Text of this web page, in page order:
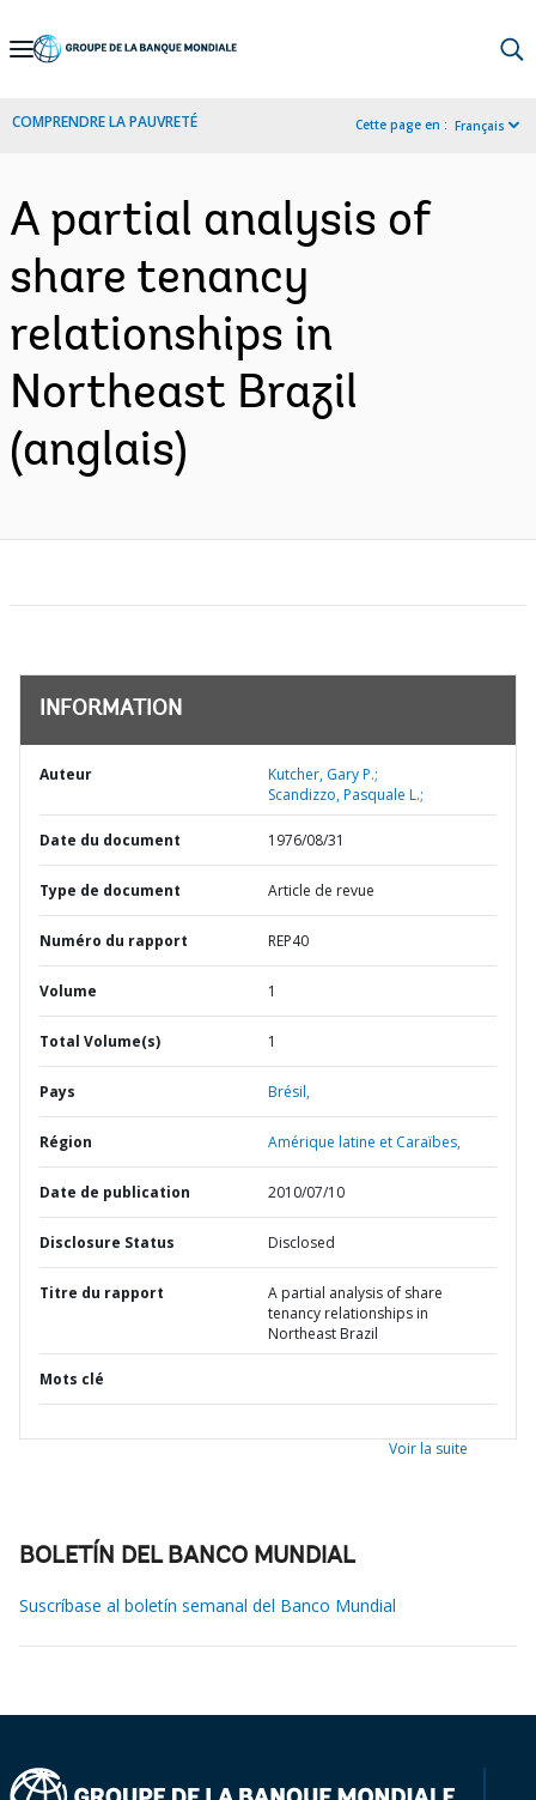
Skip
Navigation
COMPRENDRE LA PAUVRETÉ Cette page en : Français
A partial analysis of
share tenancy
relationships in
Northeast Brazil
(anglais)
INFORMATION
Auteur
Kutcher, Gary P.;
Scandizzo, Pasquale L.;
Date du document 1976/08/31
Type de document Article de revue
Numéro du rapport REP40
Volume 1
Total Volume(s) 1
Pays Brésil,
Région Amérique latine et Caraïbes,
Date de publication 2010/07/10
Disclosure Status Disclosed
Titre du rapport
A partial analysis of share
tenancy relationships in
Northeast Brazil
Mots clé
Voir la suite
BOLETÍN DEL BANCO MUNDIAL
Suscríbase al boletín semanal del Banco Mundial